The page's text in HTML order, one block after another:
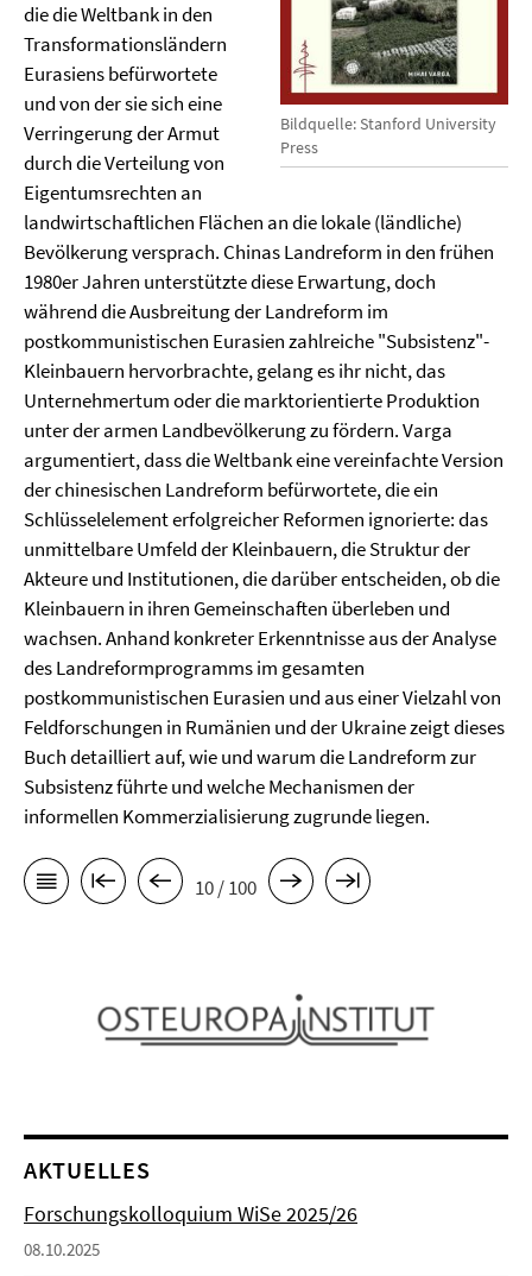
Bildquelle: Stanford University
Press
die die Weltbank in den
Transformationsländern
Eurasiens befürwortete
und von der sie sich eine
Verringerung der Armut
durch die Verteilung von
Eigentumsrechten an
landwirtschaftlichen Flächen an die lokale (ländliche)
Bevölkerung versprach. Chinas Landreform in den frühen
1980er Jahren unterstützte diese Erwartung, doch
während die Ausbreitung der Landreform im
postkommunistischen Eurasien zahlreiche "Subsistenz"-
Kleinbauern hervorbrachte, gelang es ihr nicht, das
Unternehmertum oder die marktorientierte Produktion
unter der armen Landbevölkerung zu fördern. Varga
argumentiert, dass die Weltbank eine vereinfachte Version
der chinesischen Landreform befürwortete, die ein
Schlüsselelement erfolgreicher Reformen ignorierte: das
unmittelbare Umfeld der Kleinbauern, die Struktur der
Akteure und Institutionen, die darüber entscheiden, ob die
Kleinbauern in ihren Gemeinschaften überleben und
wachsen. Anhand konkreter Erkenntnisse aus der Analyse
des Landreformprogramms im gesamten
postkommunistischen Eurasien und aus einer Vielzahl von
Feldforschungen in Rumänien und der Ukraine zeigt dieses
Buch detailliert auf, wie und warum die Landreform zur
Subsistenz führte und welche Mechanismen der
informellen Kommerzialisierung zugrunde liegen.
10 / 100
AKTUELLES
Forschungskolloquium WiSe 2025/26
08.10.2025